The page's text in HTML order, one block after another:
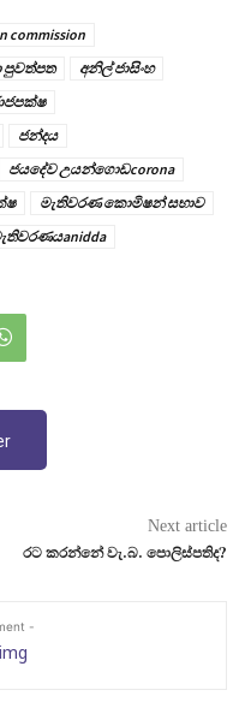
commission
පුවත්පත
අනිල් ජාසිංහ
ජන්දය
ජයදේව උයන්ගොඩcorona
මැතිවරණ කොමිෂන් සභාව
Next article
රට කරන්නේ වැ.බ. පොලිස්පතිද?
-